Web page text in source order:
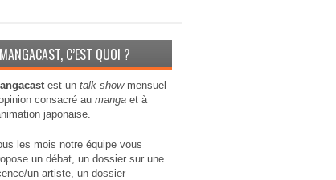
MANGACAST, C’EST QUOI ?
est un talk-showmensuel
consacré au manga et à
japonaise.
les mois notre équipe vous
un débat, un dossier sur une
un artiste, un dossier